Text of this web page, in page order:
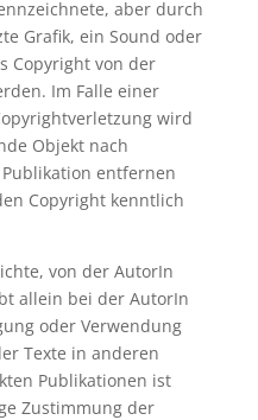
aber durch
Grafik, ein Sound oder
Copyright von der
Im Falle einer
wird
Objekt nach
entfernen
Copyright kenntlich
von der AutorIn
allein bei der AutorIn
oder Verwendung
Texte in anderen
Publikationen ist
Zustimmung der